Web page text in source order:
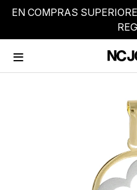
EN COMPRAS
